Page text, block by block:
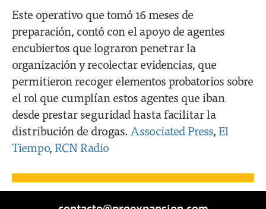
Este operativo que tomó 16 meses de
preparación, contó con el apoyo de agentes
encubiertos que lograron penetrar la
organización y recolectar evidencias, que
permitieron recoger elementos probatorios sobre
el rol que cumplían estos agentes que iban
desde prestar seguridad hasta facilitar la
distribución de drogas. Associated Press,El
Tiempo, RCN Radio